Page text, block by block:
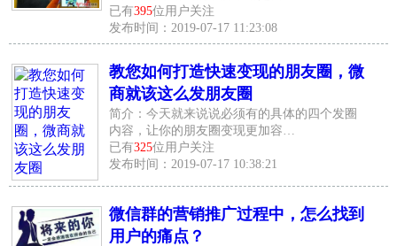
已有395位用户关注
发布时间：2019-07-17 11:23:08
教您如何打造快速变现的朋友圈，微
商就该这么发朋友圈
简介：今天就来说说必须有的具体的四个发圈
内容，让你的朋友圈变现更加容…
已有325位用户关注
发布时间：2019-07-17 10:38:21
微信群的营销推广过程中，怎么找到
用户的痛点？